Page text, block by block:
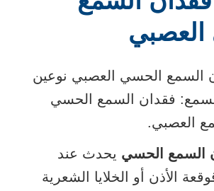
العصبي
السمع الحسي العصبي نوعين
فقدان السمع الحسي
العصبي.
السمع الحسي يحدث عند
الأذن أو الخلايا الشعرية